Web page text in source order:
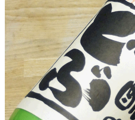
よえもん 川村酒造店（岩手県花巻市
田从･月下の舞 舞鶴酒造（秋田県横手
綿屋 金の井酒造（宮城県栗原市）
大七 大七酒造（福島県二本松市）
宗玄 宗玄酒造（石川県珠洲市）
神亀 神亀酒造（埼玉県蓮田市）